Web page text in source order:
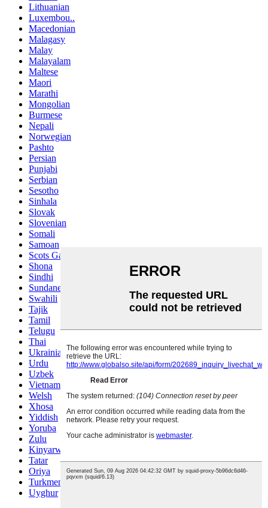
Lithuanian
Luxembou..
Macedonian
Malagasy
Malay
Malayalam
Maltese
Maori
Marathi
Mongolian
Burmese
Nepali
Norwegian
Pashto
Persian
Punjabi
Serbian
Sesotho
Sinhala
Slovak
Slovenian
Somali
Samoan
Scots Gaelic
Shona
Sindhi
Sundanese
Swahili
Tajik
Tamil
Telugu
Thai
Ukrainian
Urdu
Uzbek
Vietnamese
Welsh
Xhosa
Yiddish
Yoruba
Zulu
Kinyarwanda
Tatar
Oriya
Turkmen
Uyghur